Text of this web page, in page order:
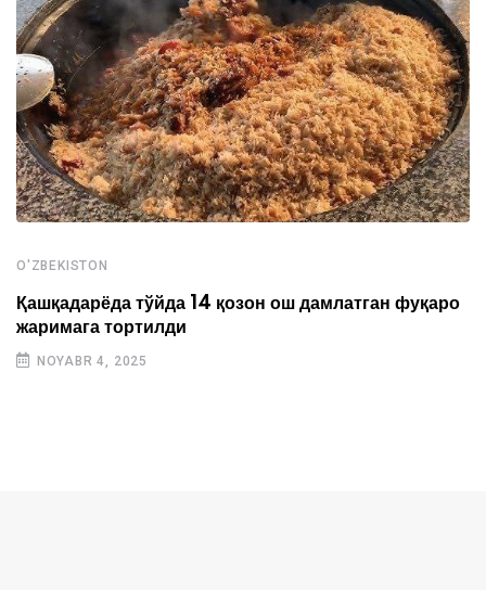
O'ZBEKISTON
Қашқадарёда тўйда 14 қозон ош дамлатган фуқаро
жаримага тортилди
NOYABR 4, 2025